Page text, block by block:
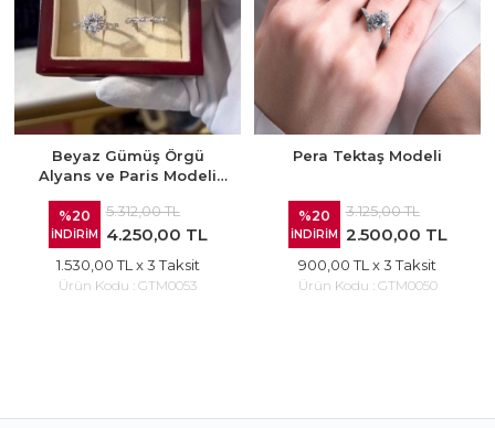
Beyaz Gümüş Örgü
Alyans ve Paris Modeli
%20
İNDİRİM
5.312,00 TL
4.250,00 TL
1.530,00 TL x 3 Taksit
Ürün Kodu : GTM0053
Pera Tektaş Modeli
%20
İNDİRİM
3.125,00 TL
2.500,00 TL
900,00 TL x 3 Taksit
Ürün Kodu : GTM0050